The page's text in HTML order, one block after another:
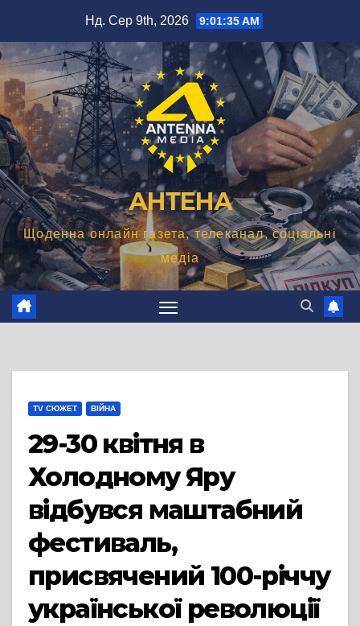
вмісту
Нд. Сер 9th, 2026 9:01:36 AM
АНТЕНА
Щоденна онлайн газета, телеканал, соціальні
медіа
TV СЮЖЕТ ВІЙНА
29-30 квітня в
Холодному Яру
відбувся маштабний
фестиваль,
присвячений 100-річчу
української революції